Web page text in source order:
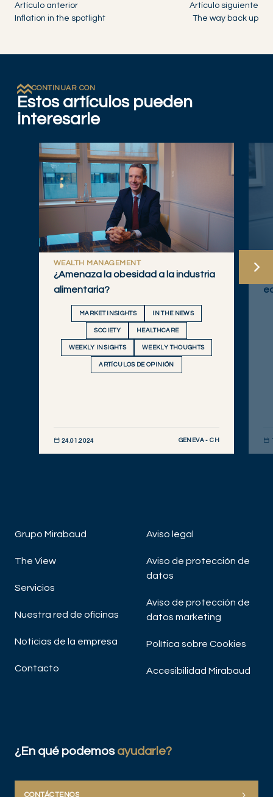
Artículo anterior
Inflation in the spotlight
Artículo siguiente
The way back up
CONTINUAR CON
Estos artículos pueden
interesarle
WEALTH MANAGEMENT
¿Amenaza la obesidad a la industria
alimentaria?
MARKET INSIGHTS IN THE NEWS
SOCIETY HEALTHCARE
WEEKLY INSIGHTS WEEKLY THOUGHTS
ARTÍCULOS DE OPINIÓN
24.01.2024 GENEVA - CH
Grupo Mirabaud
The View
Servicios
Nuestra red de oficinas
Noticias de la empresa
Contacto
Aviso legal
Aviso de protección de
datos
Aviso de protección de
datos marketing
Política sobre Cookies
Accesibilidad Mirabaud
¿En qué podemos ayudarle?
CONTÁCTENOS